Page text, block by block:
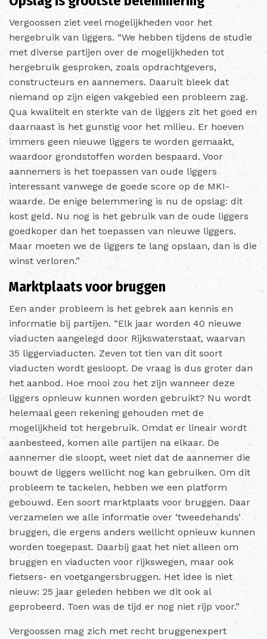
Vergoossen ziet veel mogelijkheden voor het
hergebruik van liggers. “We hebben tijdens de studie
met diverse partijen over de mogelijkheden tot
hergebruik gesproken, zoals opdrachtgevers,
constructeurs en aannemers. Daaruit bleek dat
niemand op zijn eigen vakgebied een probleem zag.
Qua kwaliteit en sterkte van de liggers zit het goed en
daarnaast is het gunstig voor het milieu. Er hoeven
immers geen nieuwe liggers te worden gemaakt,
waardoor grondstoffen worden bespaard. Voor
aannemers is het toepassen van oude liggers
interessant vanwege de goede score op de MKI-
waarde. De enige belemmering is nu de opslag: dit
kost geld. Nu nog is het gebruik van de oude liggers
goedkoper dan het toepassen van nieuwe liggers.
Maar moeten we de liggers te lang opslaan, dan is die
winst verloren.”
Marktplaats voor bruggen
Een ander probleem is het gebrek aan kennis en
informatie bij partijen. “Elk jaar worden 40 nieuwe
viaducten aangelegd door Rijkswaterstaat, waarvan
35 liggerviaducten. Zeven tot tien van dit soort
viaducten wordt gesloopt. De vraag is dus groter dan
het aanbod. Hoe mooi zou het zijn wanneer deze
liggers opnieuw kunnen worden gebruikt? Nu wordt
helemaal geen rekening gehouden met de
mogelijkheid tot hergebruik. Omdat er lineair wordt
aanbesteed, komen alle partijen na elkaar. De
aannemer die sloopt, weet niet dat de aannemer die
bouwt de liggers wellicht nog kan gebruiken. Om dit
probleem te tackelen, hebben we een platform
gebouwd. Een soort marktplaats voor bruggen. Daar
verzamelen we alle informatie over ‘tweedehands’
bruggen, die ergens anders wellicht opnieuw kunnen
worden toegepast. Daarbij gaat het niet alleen om
bruggen en viaducten voor rijkswegen, maar ook
fietsers- en voetgangersbruggen. Het idee is niet
nieuw: 25 jaar geleden hebben we dit ook al
geprobeerd. Toen was de tijd er nog niet rijp voor.”
Vergoossen mag zich met recht bruggenexpert